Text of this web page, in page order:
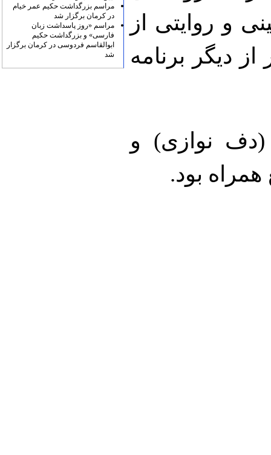
و روایتی از
دیگر برنامه
نوازی) و
بود.
مراسم بزرگداشت حکیم عمر خیام
در کرمان برگزار شد
مراسم «روز پاسداشت زبان
فارسی» و بزرگداشت حکیم
ابوالقاسم فردوسی در کرمان برگزار
شد